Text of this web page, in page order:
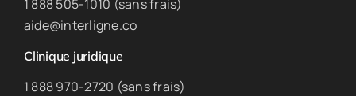
1 888 505-1010 (sans frais)
aide@interligne.co
Clinique juridique
1 888 970-2720 (sans frais)